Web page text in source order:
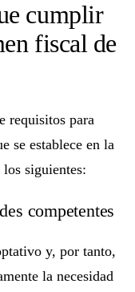
cumplir
fiscal de
requisitos para
se establece en la
siguientes:
competentes
y, por tanto,
la necesidad